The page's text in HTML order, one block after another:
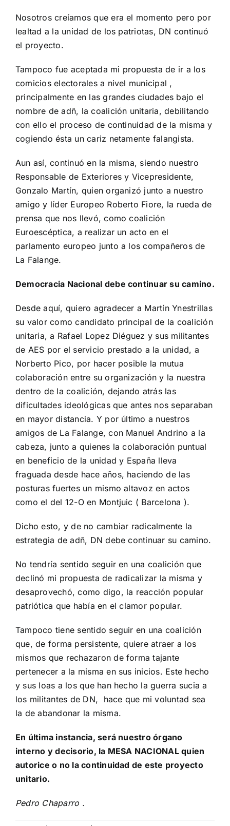
Nosotros creíamos que era el momento pero por
lealtad a la unidad de los patriotas, DN continuó
el proyecto.
Tampoco fue aceptada mi propuesta de ir a los
comicios electorales a nivel municipal ,
principalmente en las grandes ciudades bajo el
nombre de adñ, la coalición unitaria, debilitando
con ello el proceso de continuidad de la misma y
cogiendo ésta un cariz netamente falangista.
Aun así, continuó en la misma, siendo nuestro
Responsable de Exteriores y Vicepresidente,
Gonzalo Martín, quien organizó junto a nuestro
amigo y líder Europeo Roberto Fiore, la rueda de
prensa que nos llevó, como coalición
Euroescéptica, a realizar un acto en el
parlamento europeo junto a los compañeros de
La Falange.
Democracia Nacional debe continuar su camino.
Desde aquí, quiero agradecer a Martín Ynestrillas
su valor como candidato principal de la coalición
unitaria, a Rafael Lopez Diéguez y sus militantes
de AES por el servicio prestado a la unidad, a
Norberto Pico, por hacer posible la mutua
colaboración entre su organización y la nuestra
dentro de la coalición, dejando atrás las
dificultades ideológicas que antes nos separaban
en mayor distancia. Y por último a nuestros
amigos de La Falange, con Manuel Andrino a la
cabeza, junto a quienes la colaboración puntual
en beneficio de la unidad y España lleva
fraguada desde hace años, haciendo de las
posturas fuertes un mismo altavoz en actos
como el del 12-O en Montjuic ( Barcelona ).
Dicho esto, y de no cambiar radicalmente la
estrategia de adñ, DN debe continuar su camino.
No tendría sentido seguir en una coalición que
declinó mi propuesta de radicalizar la misma y
desaprovechó, como digo, la reacción popular
patriótica que había en el clamor popular.
Tampoco tiene sentido seguir en una coalición
que, de forma persistente, quiere atraer a los
mismos que rechazaron de forma tajante
pertenecer a la misma en sus inicios. Este hecho
y sus loas a los que han hecho la guerra sucia a
los militantes de DN, hace que mi voluntad sea
la de abandonar la misma.
En última instancia, será nuestro órgano
interno y decisorio, la MESA NACIONAL quien
autorice o no la continuidad de este proyecto
unitario.
Pedro Chaparro .